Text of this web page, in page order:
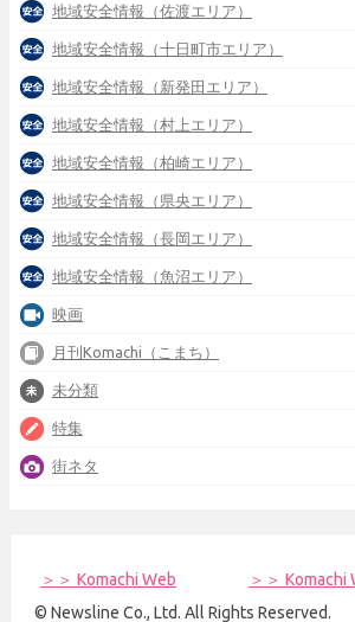
地域安全情報（佐渡エリア）
地域安全情報（十日町市エリア）
地域安全情報（新発田エリア）
地域安全情報（村上エリア）
地域安全情報（柏崎エリア）
地域安全情報（県央エリア）
地域安全情報（長岡エリア）
地域安全情報（魚沼エリア）
映画
月刊Komachi（こまち）
未分類
特集
街ネタ
＞＞ Komachi Web
＞＞ Komachi
© Newsline Co., Ltd. All Rights Reserved.